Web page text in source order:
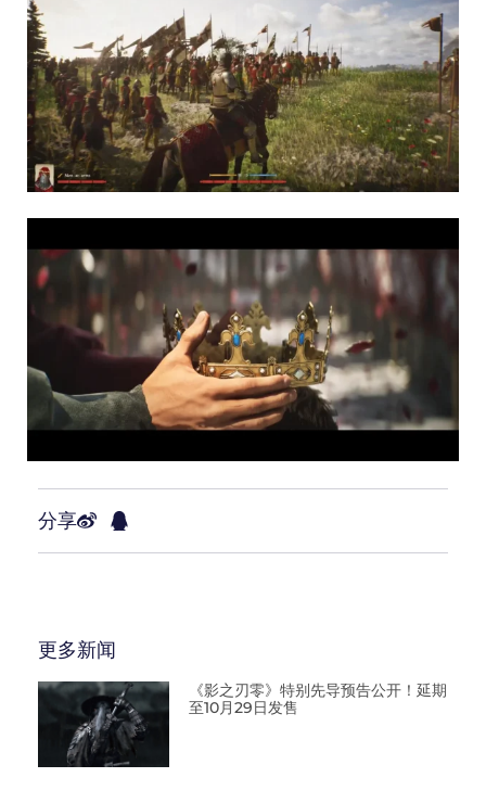
分享
更多新闻
《影之刃零》特别先导预告公开！延期
至10月29日发售